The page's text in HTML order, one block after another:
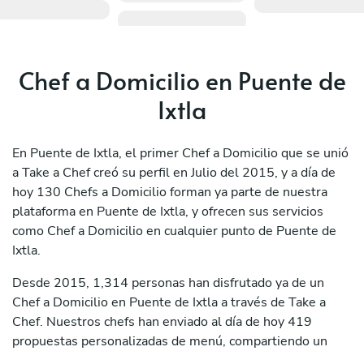
Chef a Domicilio en Puente de
Ixtla
En Puente de Ixtla, el primer Chef a Domicilio que se unió
a Take a Chef creó su perfil en Julio del 2015, y a día de
hoy 130 Chefs a Domicilio forman ya parte de nuestra
plataforma en Puente de Ixtla, y ofrecen sus servicios
como Chef a Domicilio en cualquier punto de Puente de
Ixtla.
Desde 2015, 1,314 personas han disfrutado ya de un
Chef a Domicilio en Puente de Ixtla a través de Take a
Chef. Nuestros chefs han enviado al día de hoy 419
propuestas personalizadas de menú, compartiendo un